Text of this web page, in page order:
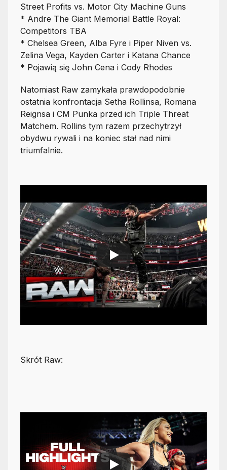
Street Profits vs. Motor City Machine Guns
* Andre The Giant Memorial Battle Royal:
Competitors TBA
* Chelsea Green, Alba Fyre i Piper Niven vs.
Zelina Vega, Kayden Carter i Katana Chance
* Pojawią się John Cena i Cody Rhodes
Natomiast Raw zamykała prawdopodobnie
ostatnia konfrontacja Setha Rollinsa, Romana
Reignsa i CM Punka przed ich Triple Threat
Matchem. Rollins tym razem przechytrzył
obydwu rywali i na koniec stał nad nimi
triumfalnie.
Skrót Raw: